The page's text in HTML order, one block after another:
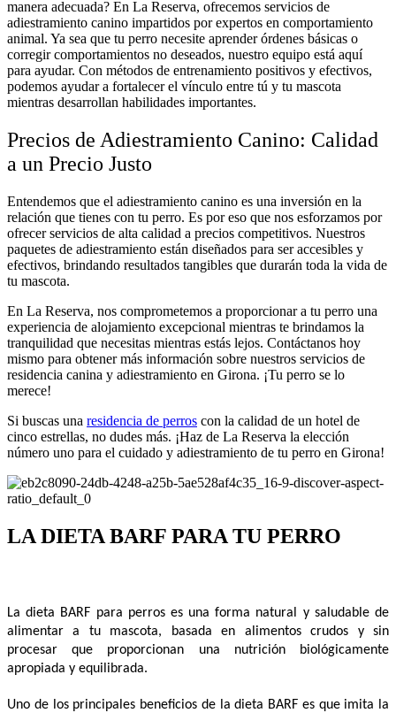
manera adecuada? En La Reserva, ofrecemos servicios de
adiestramiento canino impartidos por expertos en comportamiento
animal. Ya sea que tu perro necesite aprender órdenes básicas o
corregir comportamientos no deseados, nuestro equipo está aquí
para ayudar. Con métodos de entrenamiento positivos y efectivos,
podemos ayudar a fortalecer el vínculo entre tú y tu mascota
mientras desarrollan habilidades importantes.
Precios de Adiestramiento Canino: Calidad
a un Precio Justo
Entendemos que el adiestramiento canino es una inversión en la
relación que tienes con tu perro. Es por eso que nos esforzamos por
ofrecer servicios de alta calidad a precios competitivos. Nuestros
paquetes de adiestramiento están diseñados para ser accesibles y
efectivos, brindando resultados tangibles que durarán toda la vida de
tu mascota.
En La Reserva, nos comprometemos a proporcionar a tu perro una
experiencia de alojamiento excepcional mientras te brindamos la
tranquilidad que necesitas mientras estás lejos. Contáctanos hoy
mismo para obtener más información sobre nuestros servicios de
residencia canina y adiestramiento en Girona. ¡Tu perro se lo
merece!
Si buscas una residencia de perros con la calidad de un hotel de
cinco estrellas, no dudes más. ¡Haz de La Reserva la elección
número uno para el cuidado y adiestramiento de tu perro en Girona!
LA DIETA BARF PARA TU PERRO
La dieta BARF para perros es una forma natural y saludable de
alimentar a tu mascota, basada en alimentos crudos y sin
procesar que proporcionan una nutrición biológicamente
apropiada y equilibrada.
Uno de los principales beneficios de la dieta BARF es que imita la